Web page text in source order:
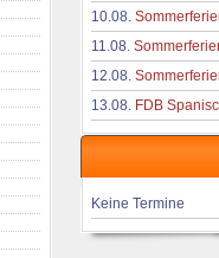
10.08.
11.08.
12.08.
13.08. FDB
Keine Termine